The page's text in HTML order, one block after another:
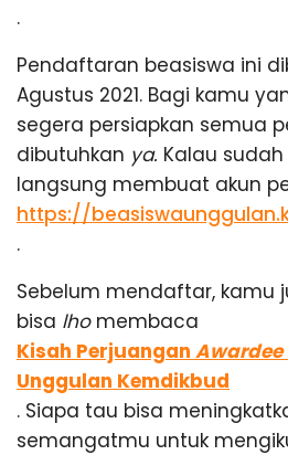
.
Pendaftaran beasiswa ini
Agustus 2021. Bagi kamu
segera persiapkan semua
dibutuhkan ya. Kalau
langsung membuat akun
https://
.
Sebelum mendaftar, kamu
bisa lhomembaca
Kisah Perjuangan Awardee
Unggulan Kemdikbud
. Siapa tau bisa
semangatmu untuk